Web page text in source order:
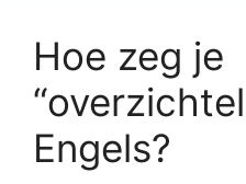
Hoe zeg je
Engels?